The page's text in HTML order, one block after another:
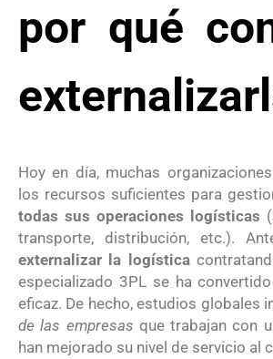
por qué
Hoy en día, muchas
los recursos suficientes para
todas sus operaciones logísticas
transporte, distribución, etc.).
externalizar la logística
especializado 3PL se ha
eficaz. De hecho, estudios globales
de las empresas que trabajan con
han mejorado su nivel de servicio al